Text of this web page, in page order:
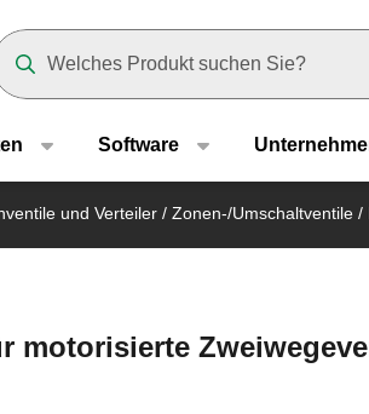
Software
und Verteiler / Zonen-/Umschaltventile /
motorisierte